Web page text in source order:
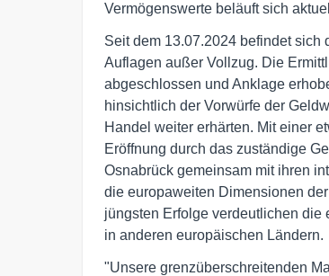
Vermögenswerte beläuft sich
Seit dem 13.07.2024 befindet sich
Auflagen außer Vollzug. Die
abgeschlossen und Anklage
hinsichtlich der Vorwürfe der
Handel weiter erhärten. Mit einer
Eröffnung durch das zuständige
Osnabrück gemeinsam mit ihren
die europaweiten Dimensionen
jüngsten Erfolge verdeutlichen die
in anderen europäischen Ländern.
"Unsere grenzüberschreitenden